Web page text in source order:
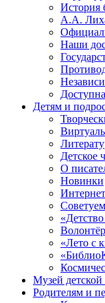
История
А.А.
Наши
Детям и
Детское
О
Новинки
«Лето с
Музей детской
Родителям и